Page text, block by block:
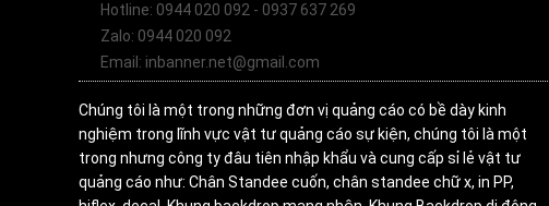
Hotline: 0944 020 092 - 0937 637 269
Zalo: 0944 020 092
Email: inbanner.net@gmail.com
Chúng tôi là một trong những đơn vị quảng cáo có bề dày kinh
nghiệm trong lĩnh vực vật tư quảng cáo sự kiện, chúng tôi là một
trong nhưng công ty đâu tiên nhập khẩu và cung cấp sỉ lẻ vật tư
quảng cáo như: Chân Standee cuốn, chân standee chữ x, in PP,